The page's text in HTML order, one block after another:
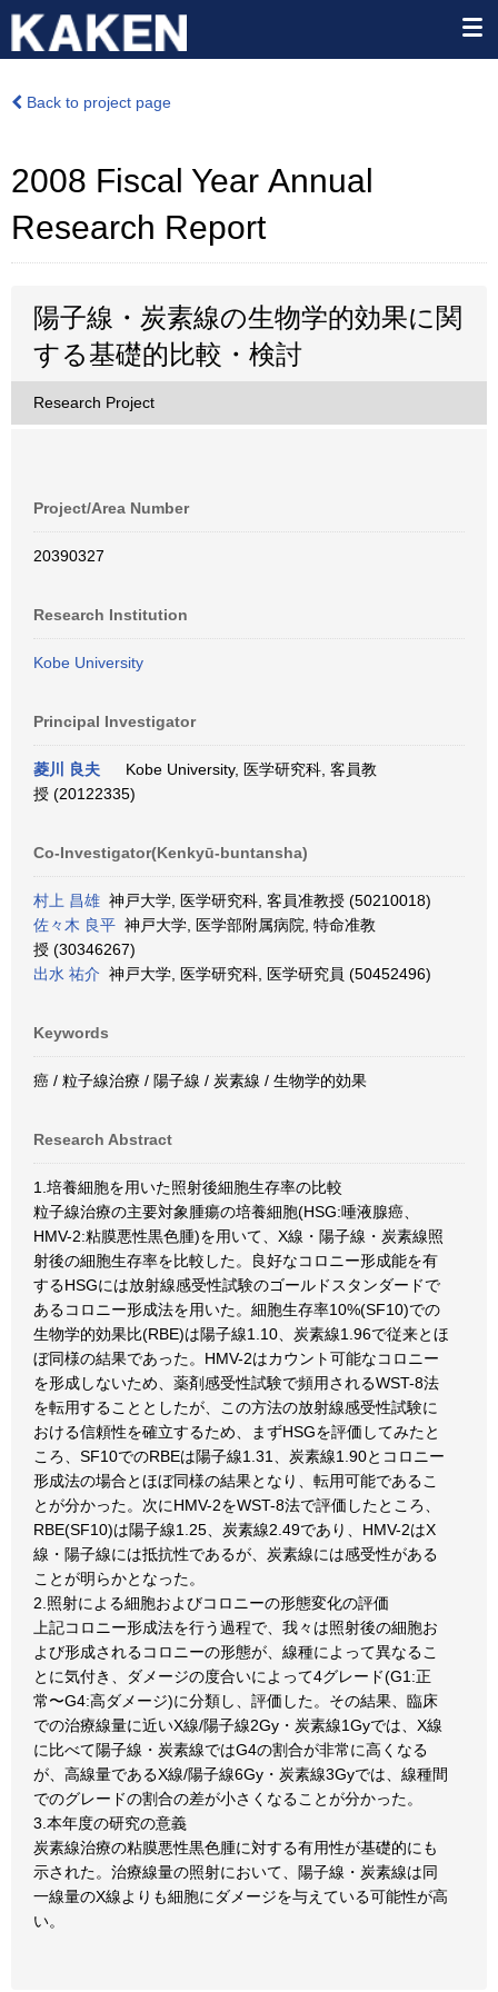
Back to project page
2008 Fiscal Year Annual
Research Report
陽子線・炭素線の生物学的効果に関
する基礎的比較・検討
Research Project
Project/Area Number
20390327
Research Institution
Kobe University
Principal Investigator
菱川 良夫
Kobe University, 医学研究科, 客員教
授 (20122335)
Co-Investigator(Kenkyū-buntansha)
村上 昌雄 神戸大学, 医学研究科, 客員准教授 (50210018)
佐々木 良平 神戸大学, 医学部附属病院, 特命准教
授 (30346267)
出水 祐介 神戸大学, 医学研究科, 医学研究員 (50452496)
Keywords
癌 / 粒子線治療 / 陽子線 / 炭素線 / 生物学的効果
Research Abstract
1.培養細胞を用いた照射後細胞生存率の比較
粒子線治療の主要対象腫瘍の培養細胞(HSG:唾液腺癌、
HMV-2:粘膜悪性黒色腫)を用いて、X線・陽子線・炭素線照
射後の細胞生存率を比較した。良好なコロニー形成能を有
するHSGには放射線感受性試験のゴールドスタンダードで
あるコロニー形成法を用いた。細胞生存率10%(SF10)での
生物学的効果比(RBE)は陽子線1.10、炭素線1.96で従来とほ
ぼ同様の結果であった。HMV-2はカウント可能なコロニー
を形成しないため、薬剤感受性試験で頻用されるWST-8法
を転用することとしたが、この方法の放射線感受性試験に
おける信頼性を確立するため、まずHSGを評価してみたと
ころ、SF10でのRBEは陽子線1.31、炭素線1.90とコロニー
形成法の場合とほぼ同様の結果となり、転用可能であるこ
とが分かった。次にHMV-2をWST-8法で評価したところ、
RBE(SF10)は陽子線1.25、炭素線2.49であり、HMV-2はX
線・陽子線には抵抗性であるが、炭素線には感受性がある
ことが明らかとなった。
2.照射による細胞およびコロニーの形態変化の評価
上記コロニー形成法を行う過程で、我々は照射後の細胞お
よび形成されるコロニーの形態が、線種によって異なるこ
とに気付き、ダメージの度合いによって4グレード(G1:正
常〜G4:高ダメージ)に分類し、評価した。その結果、臨床
での治療線量に近いX線/陽子線2Gy・炭素線1Gyでは、X線
に比べて陽子線・炭素線ではG4の割合が非常に高くなる
が、高線量であるX線/陽子線6Gy・炭素線3Gyでは、線種間
でのグレードの割合の差が小さくなることが分かった。
3.本年度の研究の意義
炭素線治療の粘膜悪性黒色腫に対する有用性が基礎的にも
示された。治療線量の照射において、陽子線・炭素線は同
一線量のX線よりも細胞にダメージを与えている可能性が高
い。